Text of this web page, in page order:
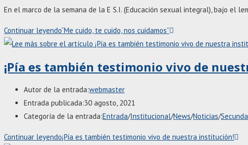
En el marco de la semana de la E S.I. (Educación sexual integral), bajo el
Continuar leyendo“Me cuido, te cuido, nos cuidamos”
¡Pía es también testimonio vivo de
Autor de la entrada:webmaster
Entrada publicada:30 agosto, 2021
Categoría de la entrada:Entrada/Institucional/News/Noticias/
Continuar leyendo¡Pía es también testimonio vivo de nuestra institución!